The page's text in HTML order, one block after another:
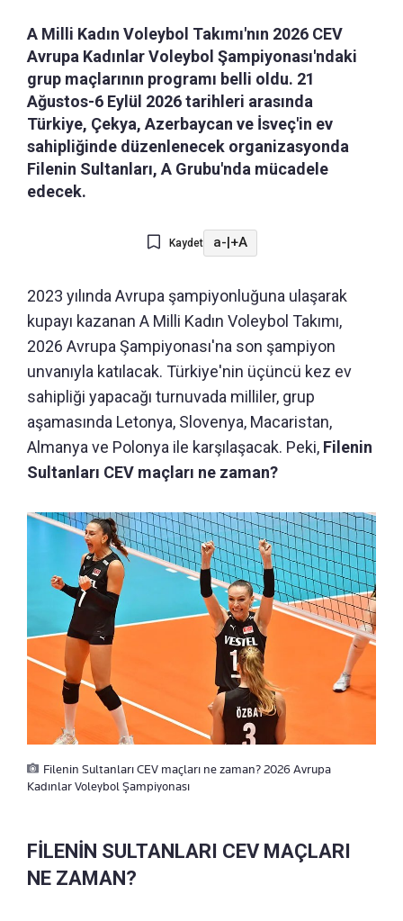
A Milli Kadın Voleybol Takımı'nın 2026 CEV
Avrupa Kadınlar Voleybol Şampiyonası'ndaki
grup maçlarının programı belli oldu. 21
Ağustos-6 Eylül 2026 tarihleri arasında
Türkiye, Çekya, Azerbaycan ve İsveç'in ev
sahipliğinde düzenlenecek organizasyonda
Filenin Sultanları, A Grubu'nda mücadele
edecek.
Kaydet a-|+A
2023 yılında Avrupa şampiyonluğuna ulaşarak
kupayı kazanan A Milli Kadın Voleybol Takımı,
2026 Avrupa Şampiyonası'na son şampiyon
unvanıyla katılacak. Türkiye'nin üçüncü kez ev
sahipliği yapacağı turnuvada milliler, grup
aşamasında Letonya, Slovenya, Macaristan,
Almanya ve Polonya ile karşılaşacak. Peki, Filenin
Sultanları CEV maçları ne zaman?
Filenin Sultanları CEV maçları ne zaman? 2026 Avrupa
Kadınlar Voleybol Şampiyonası
FİLENİN SULTANLARI CEV MAÇLARI
NE ZAMAN?